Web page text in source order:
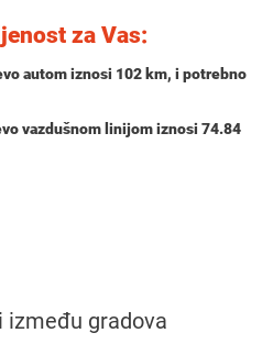
za Vas:
autom iznosi 102 km, i potrebno
vazdušnom linijom iznosi 74.84
između gradova